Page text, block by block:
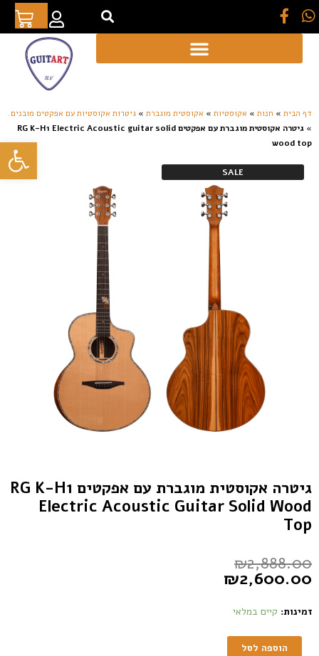
פתח
דף הבית » חנות » אקוסטיות » אקוסטית מוגברת » גיטרות אקוסטיות עם אפקטים מובנים.
»
גיטרה אקוסטית מוגברת עם אפקטים RG K-H1 Electric Acoustic guitar solid
wood top
SALE
גיטרה אקוסטית מוגברת עם אפקטים RG K-H1
Electric Acoustic Guitar Solid Wood
Top
₪2,888.00
₪2,600.00
זמינות: קיים במלאי
הוספה לסל